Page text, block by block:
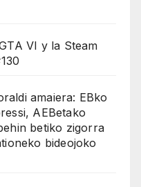
VI y la Steam
amaiera: EBko
AEBetako
betiko zigorra
bideojoko